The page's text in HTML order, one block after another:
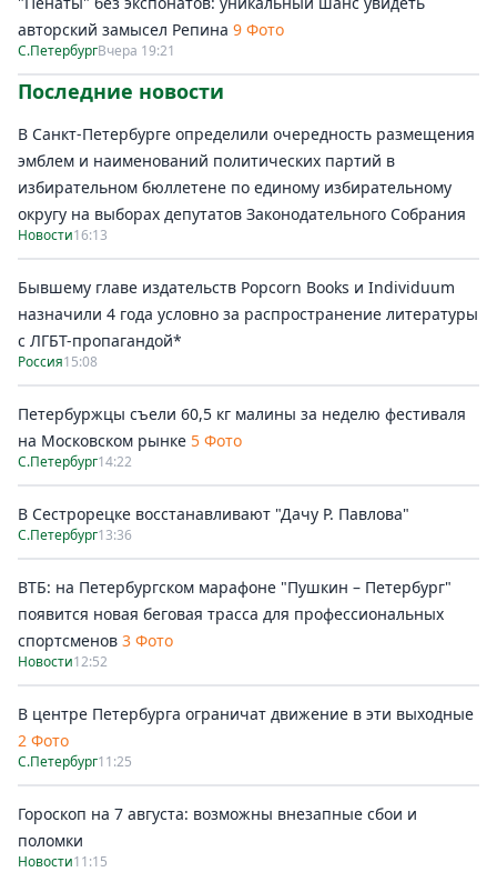
авторский замысел Репина 9 Фото
С.ПетербургВчера 19:21
Последние новости
В Санкт-Петербурге определили очередность размещения
эмблем и наименований политических партий в
избирательном бюллетене по единому избирательному
округу на выборах депутатов Законодательного Собрания
Новости16:13
Бывшему главе издательств Popcorn Books и Individuum
назначили 4 года условно за распространение литературы
с ЛГБТ-пропагандой*
Россия15:08
Петербуржцы съели 60,5 кг малины за неделю фестиваля
на Московском рынке 5 Фото
С.Петербург14:22
В Сестрорецке восстанавливают "Дачу Р. Павлова"
С.Петербург13:36
ВТБ: на Петербургском марафоне "Пушкин – Петербург"
появится новая беговая трасса для профессиональных
спортсменов 3 Фото
Новости12:52
В центре Петербурга ограничат движение в эти выходные
2 Фото
С.Петербург11:25
Гороскоп на 7 августа: возможны внезапные сбои и
поломки
Новости11:15